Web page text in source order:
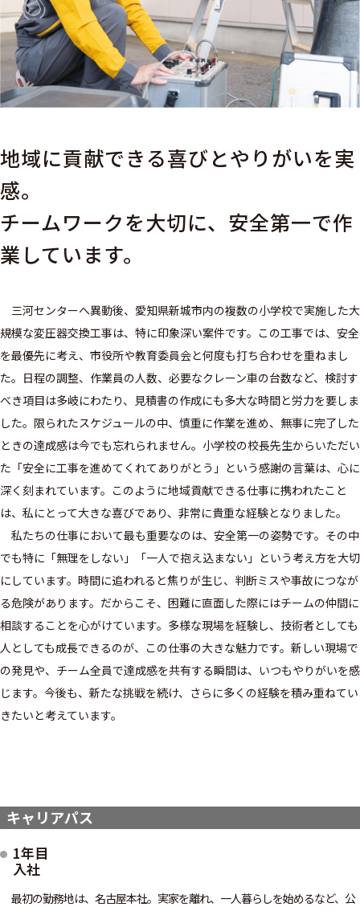
地域に貢献できる喜びとやりがいを実
感。
チームワークを大切に、安全第一で作
業しています。
三河センターへ異動後、愛知県新城市内の複数の小学校で実施した大
規模な変圧器交換工事は、特に印象深い案件です。この工事では、安全
を最優先に考え、市役所や教育委員会と何度も打ち合わせを重ねまし
た。日程の調整、作業員の人数、必要なクレーン車の台数など、検討す
べき項目は多岐にわたり、見積書の作成にも多大な時間と労力を要しま
した。限られたスケジュールの中、慎重に作業を進め、無事に完了した
ときの達成感は今でも忘れられません。小学校の校長先生からいただい
た「安全に工事を進めてくれてありがとう」という感謝の言葉は、心に
深く刻まれています。このように地域貢献できる仕事に携われたこと
は、私にとって大きな喜びであり、非常に貴重な経験となりました。
私たちの仕事において最も重要なのは、安全第一の姿勢です。その中
でも特に「無理をしない」「一人で抱え込まない」という考え方を大切
にしています。時間に追われると焦りが生じ、判断ミスや事故につなが
る危険があります。だからこそ、困難に直面した際にはチームの仲間に
相談することを心がけています。多様な現場を経験し、技術者としても
人としても成長できるのが、この仕事の大きな魅力です。新しい現場で
の発見や、チーム全員で達成感を共有する瞬間は、いつもやりがいを感
じます。今後も、新たな挑戦を続け、さらに多くの経験を積み重ねてい
きたいと考えています。
キャリアパス
1年目
入社
最初の勤務地は、名古屋本社。実家を離れ、一人暮らしを始めるなど、公